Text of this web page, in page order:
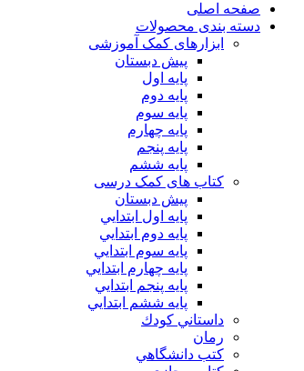
صفحه اصلی
دسته بندی محصولات
ابزارهای کمک آموزشی
پیش دبستان
پایه اول
پایه دوم
پایه سوم
پایه چهارم
پايه پنجم
پایه ششم
کتاب های کمک درسی
پیش دبستان
پايه اول ابتدايي
پايه دوم ابتدايي
پايه سوم ابتدايي
پايه چهارم ابتدايي
پايه پنجم ابتدايي
پايه ششم ابتدايي
داستاني كودك
رمان
كتب دانشگاهي